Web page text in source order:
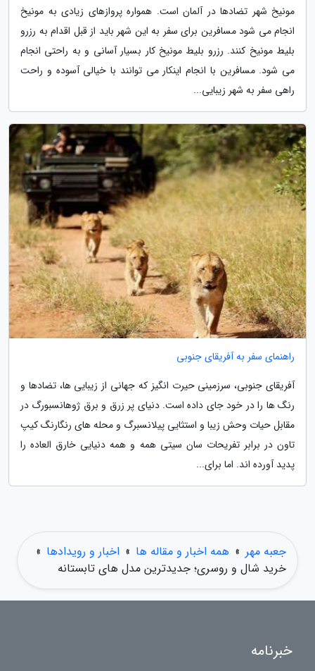
مونیخ شهر تضادها در آلمان است. همواره پروازهای زیادی به مونیخ
انجام می شود مسافرین برای سفر به این شهر باید از قبل اقدام به رزرو
بلیط مونیخ کنند. رزرو بلیط مونیخ کار بسیار آسانی و به راحتی انجام
می شود. مسافرین با انجام اینکار می توانند با خیالی آسوده و راحت
راهی سفر به شهر زیبایی...
راهنمای سفر به آفریقای جنوبی
آفریقای جنوبی، سرزمینی حیرت انگیز که جهانی از زیبایی ها، تضادها و
رنگ ها را در خود جای داده است. دنیای پر زرق و برق ژوهانسبورگ در
مقابل حیات وحش زیبا و استثایی پیلانسبرگ و محله های رنگارنگ کیپ
تاون در برابر تفریحات سان سیتی همه و همه دنیایی خارق العاده را
پدید آورده اند. اما برای...
جعبه مهر » همه اخبار و مقاله ها » اخبار و رویدادها »
خرید شال و روسری؛ جدیدترین مدل های تابستانه
خبرنامه